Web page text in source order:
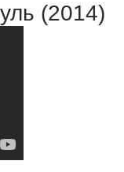
(2014)